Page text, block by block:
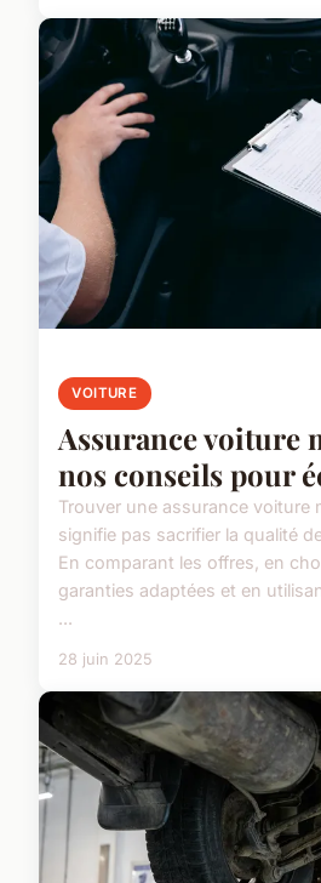
VOITURE
Assurance voiture
nos conseils pour
Trouver une assurance voiture
signifie pas sacrifier la qualité
En comparant les offres, en
garanties adaptées et en
...
28 juin 2025